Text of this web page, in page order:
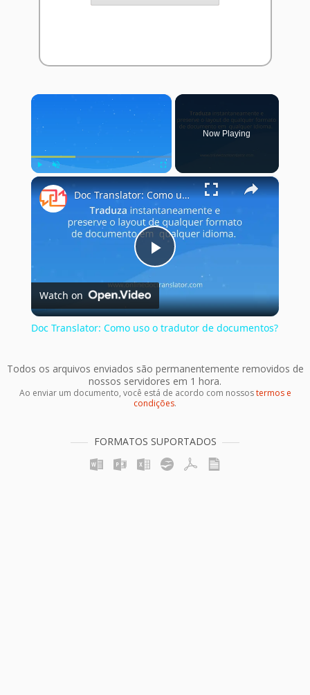
×
Play Unmute Fullscreen
Now Playing
×
Play
Video
Doc Translator: Como uso o tradutor de documentos?
Watch on
Doc Translator: Como uso o tradutor de documentos?
Todos os arquivos enviados são permanentemente removidos de
nossos servidores em 1 hora.
Ao enviar um documento, você está de acordo com nossostermos e
condições.
FORMATOS SUPORTADOS